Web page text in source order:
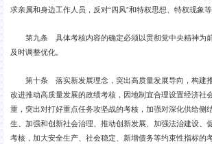
求亲属和身边工作人员，反对“四风”和特权思想、特权现象等
第九条 具体考核内容的确定必须以贯彻党中央精神为
及时调整优化。
第十条 落实新发展理念，突出高质量发展导向，构建推
改进推动高质量发展的政绩考核，因地制宜合理设置经济社
重，突出对打好重点任务攻坚战的考核，加强对深化供给侧
生、加强和创新社会治理、推动创新发展、加强法治建设、
考核，加大安全生产、社会稳定、新增债务等约束性指标的考